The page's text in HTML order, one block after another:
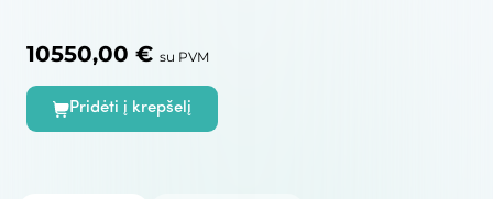
10550,00 € su PVM
Pridėti į krepšelį